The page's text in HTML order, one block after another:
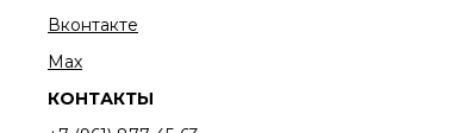
Вконтакте
Мах
КОНТАКТЫ